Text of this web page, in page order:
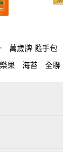
萬歲牌 隨手包
果 海苔 全聯
盒 全聯 素食
桶裝堅果 元
卡 三角 萬歲